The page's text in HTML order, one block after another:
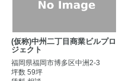
(仮称)中州二丁目商業ビルプロ
ジェクト
福岡県福岡市博多区中洲2-3
坪数 59坪